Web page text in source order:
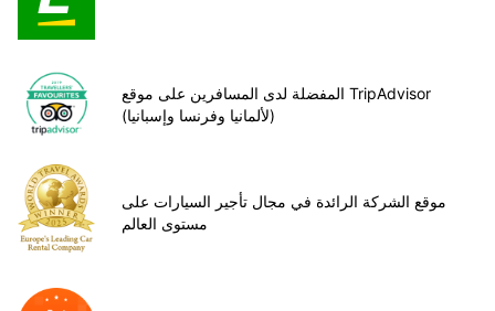
المفضلة لدى المسافرين على موقع TripAdvisor
(لألمانيا وفرنسا وإسبانيا)
موقع الشركة الرائدة في مجال تأجير السيارات على
مستوى العالم